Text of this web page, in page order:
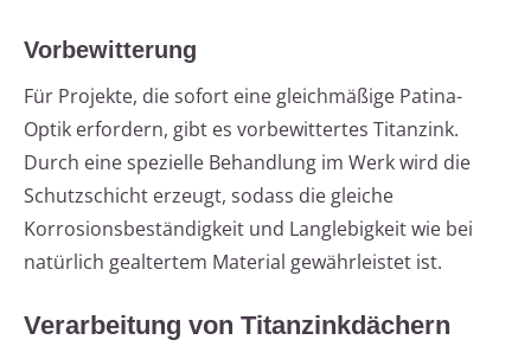
Vorbewitterung
Für Projekte, die sofort eine gleichmäßige Patina-
Optik erfordern, gibt es vorbewittertes Titanzink.
Durch eine spezielle Behandlung im Werk wird die
Schutzschicht erzeugt, sodass die gleiche
Korrosionsbeständigkeit und Langlebigkeit wie bei
natürlich gealtertem Material gewährleistet ist.
Verarbeitung von Titanzinkdächern